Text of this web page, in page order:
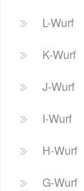
L-Wurf
K-Wurf
J-Wurf
I-Wurf
H-Wurf
G-Wurf